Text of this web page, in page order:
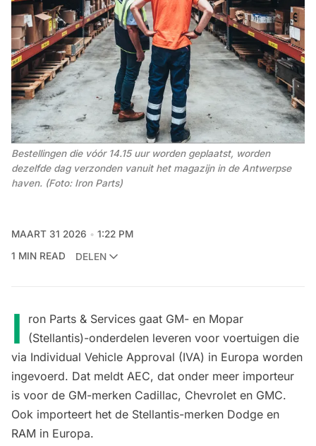
Bestellingen die vóór 14.15 uur worden geplaatst, worden
dezelfde dag verzonden vanuit het magazijn in de Antwerpse
haven. (Foto: Iron Parts)
MAART 31 2026
1:22 PM
1 MIN READ
DELEN
I
ron Parts & Services gaat GM- en Mopar
(Stellantis)-onderdelen leveren voor voertuigen die
via Individual Vehicle Approval (IVA) in Europa worden
ingevoerd. Dat meldt AEC, dat onder meer importeur
is voor de GM-merken Cadillac, Chevrolet en GMC.
Ook importeert het de Stellantis-merken Dodge en
RAM in Europa.